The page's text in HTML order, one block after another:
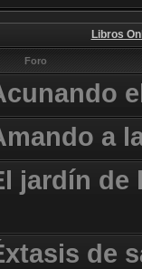
Libros
Foro
a
jardín de
de